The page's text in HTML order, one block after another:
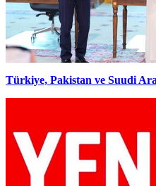
Türkiye, Pakistan ve Suudi